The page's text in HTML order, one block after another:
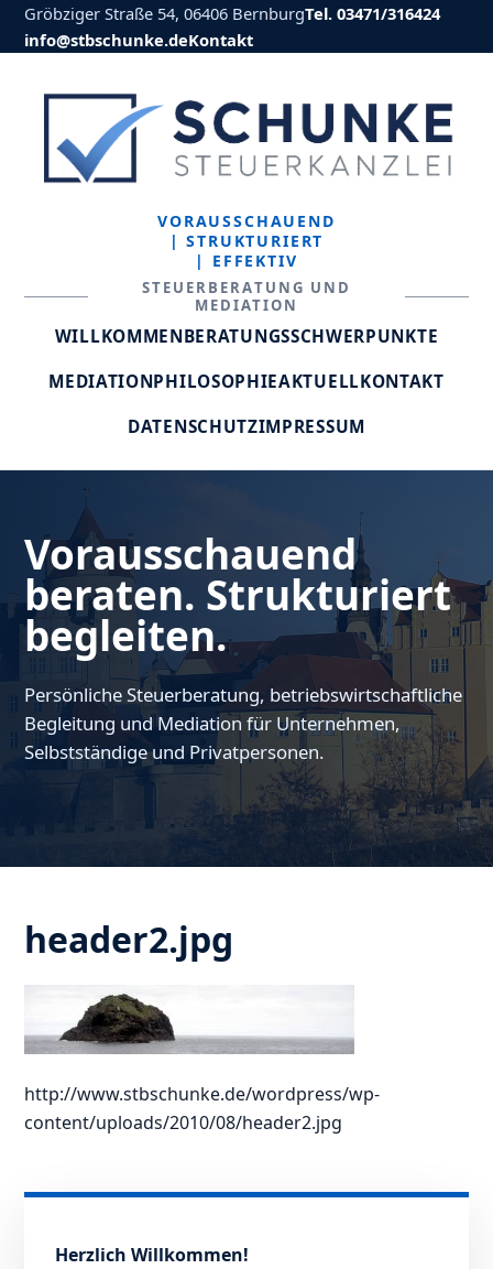
Gröbziger Straße 54, 06406 BernburgTel. 03471/316424
info@stbschunke.deKontakt
VORAUSSCHAUEND
| STRUKTURIERT
| EFFEKTIV
STEUERBERATUNG UND
MEDIATION
WILLKOMMENBERATUNGSSCHWERPUNKTE
MEDIATIONPHILOSOPHIEAKTUELLKONTAKT
DATENSCHUTZIMPRESSUM
Vorausschauend
beraten. Strukturiert
begleiten.
Persönliche Steuerberatung, betriebswirtschaftliche
Begleitung und Mediation für Unternehmen,
Selbstständige und Privatpersonen.
header2.jpg
http://www.stbschunke.de/wordpress/wp-
content/uploads/2010/08/header2.jpg
Herzlich Willkommen!